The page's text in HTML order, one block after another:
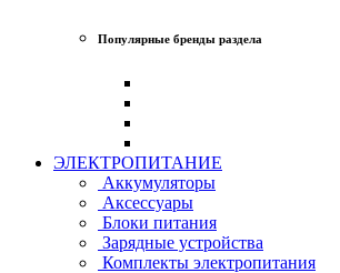
Популярные бренды раздела
ЭЛЕКТРОПИТАНИЕ
Аккумуляторы
Аксессуары
Блоки питания
Зарядные устройства
Комплекты электропитания